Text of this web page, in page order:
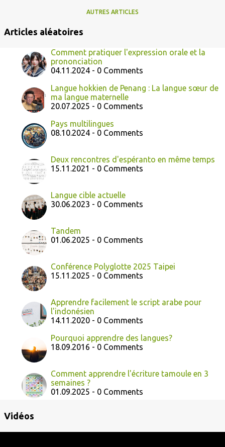
AUTRES ARTICLES
Articles aléatoires
Comment pratiquer l'expression orale et la
prononciation
04.11.2024 - 0 Comments
Langue hokkien de Penang : La langue sœur de
ma langue maternelle
20.07.2025 - 0 Comments
Pays multilingues
08.10.2024 - 0 Comments
Deux rencontres d'espéranto en même temps
15.11.2021 - 0 Comments
Langue cible actuelle
30.06.2023 - 0 Comments
Tandem
01.06.2025 - 0 Comments
Conférence Polyglotte 2025 Taipei
15.11.2025 - 0 Comments
Apprendre facilement le script arabe pour
l'indonésien
14.11.2020 - 0 Comments
Pourquoi apprendre des langues?
18.09.2016 - 0 Comments
Comment apprendre l'écriture tamoule en 3
semaines ?
01.09.2025 - 0 Comments
Vidéos